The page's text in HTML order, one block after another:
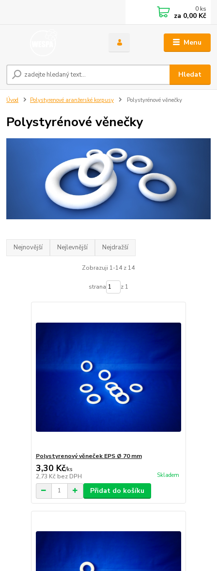
Menu
Hledat
0 ks
za 0,00 Kč
Úvod Polystyrenové aranžerské korpusy Polystyrénové věnečky
Polystyrénové věnečky
Nejnovější Nejlevnější Nejdražší
Zobrazuji 1-14 z 14
strana z 1
Polystyrenový věneček EPS Ø 70 mm
3,30 Kč/ks
2,73 Kč bez DPH Skladem
Přidat do košíku